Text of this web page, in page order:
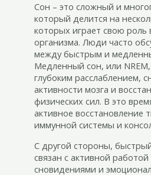
Сон – это сложный и
который делится на
которых играет свою роль
организма. Люди часто
между быстрым и
Медленный сон, или NREM,
глубоким расслаблением,
активности мозга и
физических сил. В это
активное восстановление
иммунной системы и
С другой стороны,
связан с активной
сновидениями и